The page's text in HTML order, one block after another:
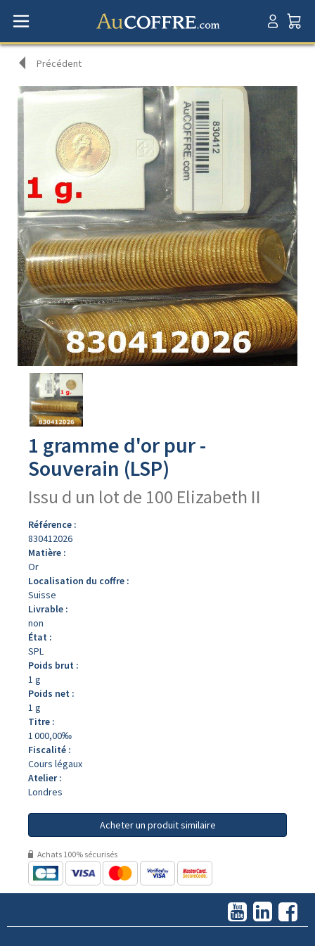
Précédent
Avers
produit
1 gramme d'or pur -
Souverain (LSP)
Issu d un lot de 100 Elizabeth II
Référence :
830412026
Matière :
Or
Localisation du coffre :
Suisse
Livrable :
non
État :
SPL
Poids brut :
1 g
Poids net :
1 g
Titre :
1 000,00‰
Fiscalité :
Cours légaux
Atelier :
Londres
Acheter un produit similaire
Achats 100% sécurisés